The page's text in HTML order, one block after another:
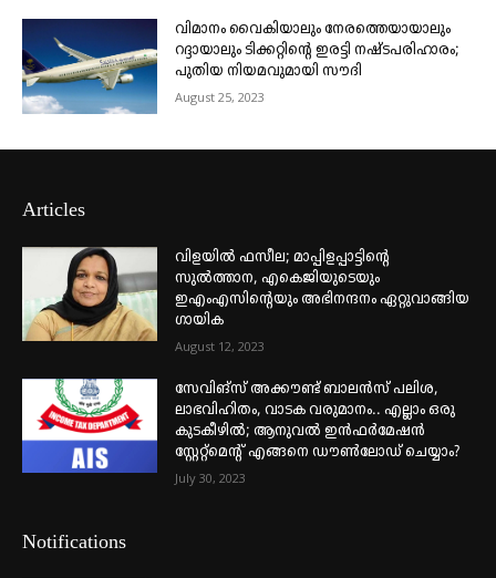
വിമാനം വൈകിയാലും നേരത്തെയായാലും
റദ്ദായാലും ടിക്കറ്റിന്റെ ഇരട്ടി നഷ്ടപരിഹാരം;
പുതിയ നിയമവുമായി സൗദി
August 25, 2023
Articles
വിളയിൽ ഫസീല; മാപ്പിളപ്പാട്ടിന്റെ
സുൽത്താന, എകെജിയുടെയും
ഇഎംഎസിന്റെയും അഭിനന്ദനം ഏറ്റുവാങ്ങിയ
ഗായിക
August 12, 2023
സേവിങ്സ് അക്കൗണ്ട് ബാലൻസ് പലിശ,
ലാഭവിഹിതം, വാടക വരുമാനം.. എല്ലാം ഒരു
കുടകീഴിൽ; ആനുവൽ ഇൻഫർമേഷൻ
സ്റ്റേറ്റ്മെന്റ് എങ്ങനെ ഡൗൺലോഡ് ചെയ്യാം?
July 30, 2023
Notifications